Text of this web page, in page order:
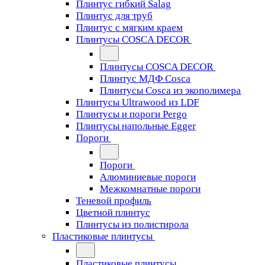
Плинтус гибкий Salag
Плинтус для труб
Плинтус с мягким краем
Плинтусы COSCA DECOR
Плинтусы COSCA DECOR
Плинтус МДФ Cosca
Плинтусы Cosca из экополимера
Плинтусы Ultrawood из LDF
Плинтусы и пороги Pergo
Плинтусы напольные Egger
Пороги
Пороги
Алюминиевые пороги
Межкомнатные пороги
Теневой профиль
Цветной плинтус
Плинтусы из полистирола
Пластиковые плинтусы